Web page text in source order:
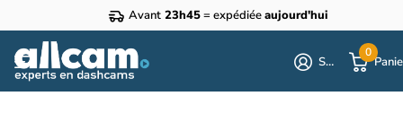
Avant 23h45= expédiéeaujourd'hui
S'identifier
0